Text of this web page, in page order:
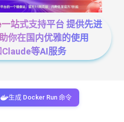
站式支持平台 提供先进
你在国内优雅的使用
等AI服务
生成 Docker Run 命令